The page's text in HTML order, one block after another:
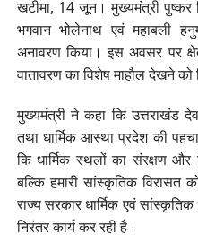
खटीमा, 14 जून। मुख्यमंत्री पुष्कर
भगवान भोलेनाथ एवं महाबली
अनावरण किया। इस अवसर पर
वातावरण का विशेष माहौल देखने को
मुख्यमंत्री ने कहा कि उत्तराखंड
तथा धार्मिक आस्था प्रदेश की
कि धार्मिक स्थलों का संरक्षण
बल्कि हमारी सांस्कृतिक विरासत
राज्य सरकार धार्मिक एवं
निरंतर कार्य कर रही है।